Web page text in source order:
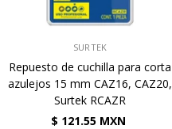
SURTEK
Repuesto de cuchilla para corta
azulejos 15 mm CAZ16, CAZ20,
Surtek RCAZR
$ 121.55 MXN